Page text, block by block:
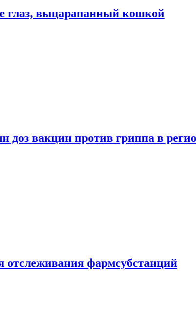
глаз, выцарапанный кошкой
доз вакцин против гриппа в
отслеживания фармсубстанций